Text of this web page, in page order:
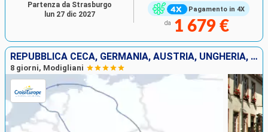
Pagamento in 4X
da 1 679 €
Partenza da Strasburgo
lun 27 dic 2027
REPUBBLICA CECA, GERMANIA, AUSTRIA, UNGHERIA, FRANCIA
8 giorni, Modigliani